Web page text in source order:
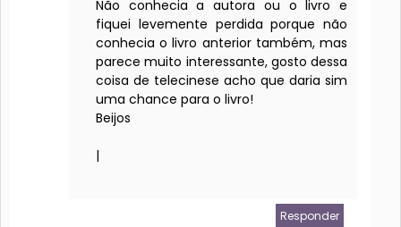
Não conhecia a autora ou o livro e
fiquei levemente perdida porque não
conhecia o livro anterior também, mas
parece muito interessante, gosto dessa
coisa de telecinese acho que daria sim
uma chance para o livro!
Beijos
|
Responder